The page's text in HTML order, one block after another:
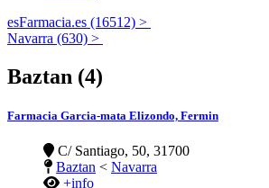
esFarmacia.es (16512) >
Navarra (630) >
Baztan (4)
Farmacia Garcia-mata Elizondo, Fermin
C/ Santiago, 50, 31700
Baztan < Navarra
+info